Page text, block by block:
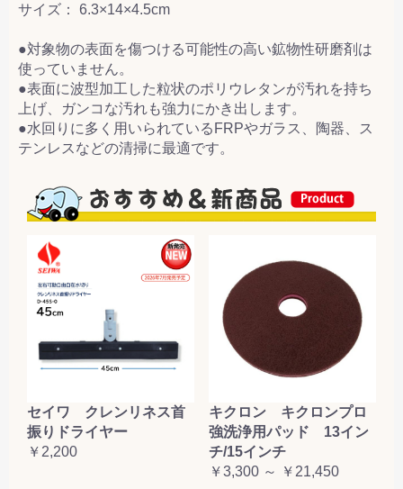
サイズ： 6.3×14×4.5cm
●対象物の表面を傷つける可能性の高い鉱物性研磨剤は
使っていません。
●表面に波型加工した粒状のポリウレタンが汚れを持ち
上げ、ガンコな汚れも強力にかき出します。
●水回りに多く用いられているFRPやガラス、陶器、ス
テンレスなどの清掃に最適です。
セイワ クレンリネス首
振りドライヤー
￥2,200
キクロン キクロンプロ
強洗浄用パッド 13イン
チ/15インチ
￥3,300 ～ ￥21,450